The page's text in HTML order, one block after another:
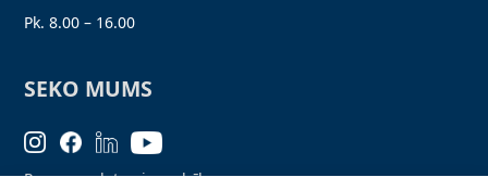
Pk. 8.00 – 16.00
SEKO MUMS
Personas datu aizsardzība